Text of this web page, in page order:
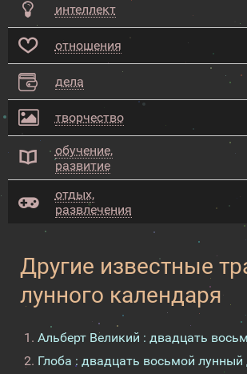
интеллект
отношения
дела
творчество
обучение,
развитие
отдых,
развлечения
Другие известные
лунного календаря
Альберт Великий : двадцать
Глоба : двадцать восьмой лунный